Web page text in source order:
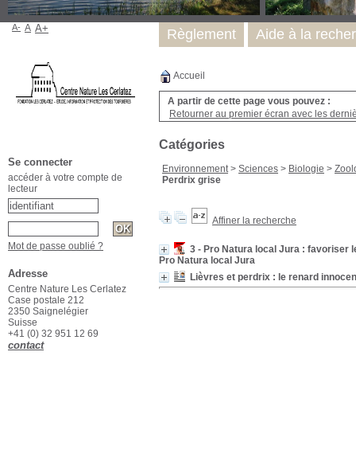
Accueil
A partir de cette page vous pouvez :
Retourner au premier écran avec les
Catégories
Environnement> Sciences > Biologie >
Perdrix grise
Affiner la recherche
3 - Pro Natura local Jura : favoriser
Pro Natura local Jura
Lièvres et perdrix : le renard
Règlement Aide à la
A- A A+
Se connecter
accéder à votre compte de
lecteur
Mot de passe oublié ?
Adresse
Centre Nature Les Cerlatez
Case postale 212
2350 Saignelégier
Suisse
+41 (0) 32 951 12 69
contact